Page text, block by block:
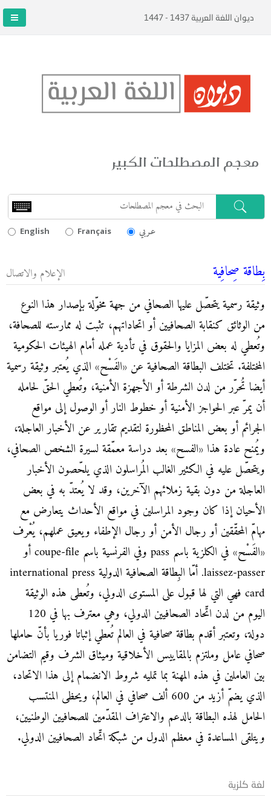
ديوان اللغة العربية 1437 - 1447
معجم المصطلحات الكبير
English Français عـربي
بِطاقة صِحافِية الإعلام والاتصال
وثيقة رسمية يتحصّل عليها الصحافي من جهة مخوّلة بإصدار هذا النوع
من الوثائق كنقابة الصحافيين أو اتحاداتهم، تثبت له ممارسته للصحافة،
وتُعطي له بعض المزايا والحقوق في تأدية عمله أمام الهيئات الحكومية
المختلفة. تختلف البطاقة الصحافية عن «الفَسْح» الذي يُعتبر وثيقة رسمية
أيضا تُحرّر من لدن الشرطة أو الأجهزة الأمنية، وتُعطي الحقّ لحامله
أن يمرّ عبر الحواجز الأمنية أو خطوط النار أو الوصول إلى مواقع
الجرائم أو بعض المناطق المحظورة لتقديم تقارير عن الأخبار العاجلة،
ويُمنح عادة هذا «الفسح» بعد دراسة معمّقة لسيرة الشخص الصحافي،
ويتحصّل عليه في الكثير الغالب المُراسلون الذي يلحّصون الأخبار
العاجلة من دون بقية زملائهم الآخرين، وقد لا يُعتدّ به في بعض
الأحيان إذا كان وجود المراسلين في مواقع الأحداث يتعارض مع
مهامّ المحقّقين أو رجال الأمن أو رجال الإطفاء ويعيق عملهم، يُعْرف
«الفَسْح» في الكلزية باسم pass وفي الفرنسية باسم coupe-file أو
laissez-passer. أمّا البِطاقة الصحافية الدولية international press
card فهي التي لها قبول على المستوى الدولي، وتُعطى هذه الوثيقة
اليوم من لدن اتّحاد الصحافيين الدولي، وهي معترف بها في 120
دولة، وتعتبر أقدم بطاقة صحافية في العالم تُعطي إثباتا فوريا بأنّ حاملها
صحافي عامل وملتزم بالمقاييس الأخلاقية وميثاق الشرف وقيم التضامن
بين العاملين في هذه المهنة بما تمليه شروط الانضمام إلى هذا الاتحاد،
الذي يضمّ أزيد من 600 ألف صحافي في العالم، ويحظى المنتسب
الحامل لهذه البطاقة بالدعم والاعتراف المقدّمين للصحافيين الوطنيين،
ويتلقى المساعدة في معظم الدول من شبكة اتّحاد الصحافيين الدولي.
لغة كلزية